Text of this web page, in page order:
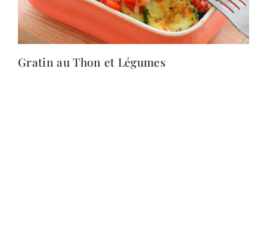
Gratin au Thon et Légumes